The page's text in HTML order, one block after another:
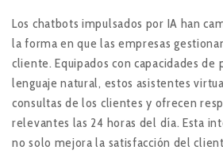
Los chatbots impulsados por IA han
la forma en que las empresas
cliente. Equipados con capacidades
lenguaje natural, estos asistentes
consultas de los clientes y ofrecen
relevantes las 24 horas del día. Esta
no solo mejora la satisfacción del